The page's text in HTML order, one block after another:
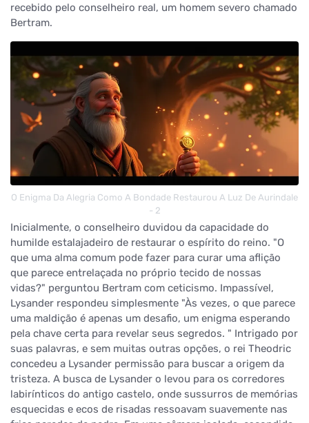
recebido pelo conselheiro real, um homem severo chamado
Bertram.
O Enigma Da Alegria Como A Bondade Restaurou A Luz De Aurindale
- 2
Inicialmente, o conselheiro duvidou da capacidade do
humilde estalajadeiro de restaurar o espírito do reino. "O
que uma alma comum pode fazer para curar uma aflição
que parece entrelaçada no próprio tecido de nossas
vidas?" perguntou Bertram com ceticismo. Impassível,
Lysander respondeu simplesmente "Às vezes, o que parece
uma maldição é apenas um desafio, um enigma esperando
pela chave certa para revelar seus segredos. " Intrigado por
suas palavras, e sem muitas outras opções, o rei Theodric
concedeu a Lysander permissão para buscar a origem da
tristeza. A busca de Lysander o levou para os corredores
labirínticos do antigo castelo, onde sussurros de memórias
esquecidas e ecos de risadas ressoavam suavemente nas